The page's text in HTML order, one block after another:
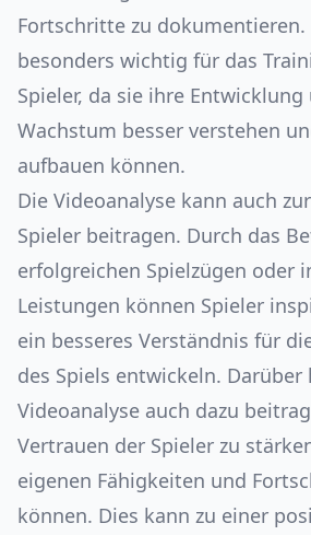
Fortschritte zu dokumentieren.
besonders wichtig für das
Spieler, da sie ihre
Wachstum besser verstehen
aufbauen können.
Die Videoanalyse kann auch
Spieler beitragen. Durch das
erfolgreichen Spielzügen oder
Leistungen können Spieler
ein besseres Verständnis für
des Spiels entwickeln.
Videoanalyse auch dazu
Vertrauen der Spieler zu
eigenen Fähigkeiten und
können. Dies kann zu einer